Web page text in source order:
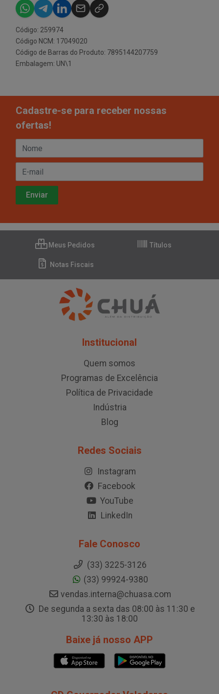
Código: 259974
Código NCM: 17049020
Código de Barras do Produto: 7895144207759
Embalagem: UN\1
Cadastre-se para receber nossas
ofertas!
Meus Pedidos Títulos
Notas Fiscais
Institucional
Quem somos
Programas de Excelência
Política de Privacidade
Indústria
Blog
Redes Sociais
Instagram
Facebook
YouTube
LinkedIn
Fale Conosco
(33) 3225-3126
(33) 99924-9380
vendas.interna@chuasa.com
De segunda a sexta das 08:00 às 11:30 e
13:30 às 18:00
Baixe já nosso APP